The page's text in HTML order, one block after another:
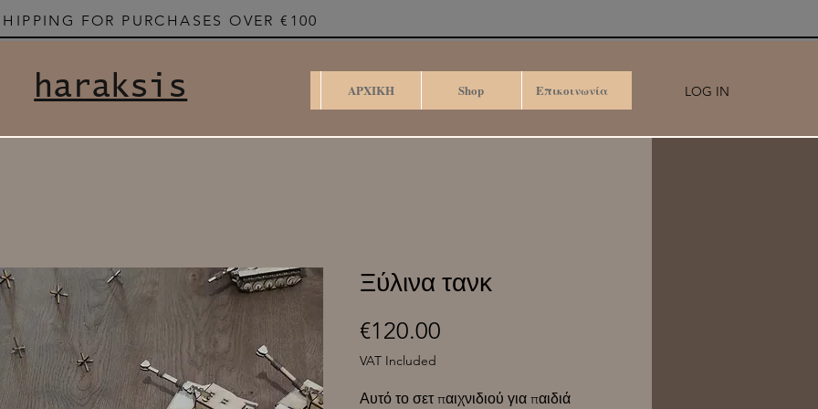
FOR PURCHASES OVER €100
haraksis ΑΡΧΙΚΗ Shop Επικοινωνία LOG IN
Ξύλινα τανκ
€120.00
VAT Included
Αυτό το σετ παιχνιδιού για παιδιά